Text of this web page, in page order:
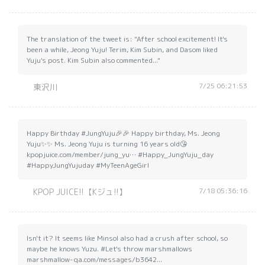
The translation of the tweet is: "After school excitement! It's
been a while, Jeong Yuju! Terim, Kim Subin, and Dasom liked
Yuju's post. Kim Subin also commented..."
東沢川 7/25 06:21:53
Happy Birthday #JungYuju🎉🎉 Happy birthday, Ms. Jeong
Yuju✨✨ Ms. Jeong Yuju is turning 16 years old😘
kpopjuice.com/member/jung_yu… #Happy_JungYuju_day
#HappyJungYujuday #MyTeenAgeGirl
KPOP JUICE!!【Kジュ!!】 7/18 05:36:16
Isn't it? It seems like Minsol also had a crush after school, so
maybe he knows Yuzu. #Let's throw marshmallows
marshmallow-qa.com/messages/b3642...